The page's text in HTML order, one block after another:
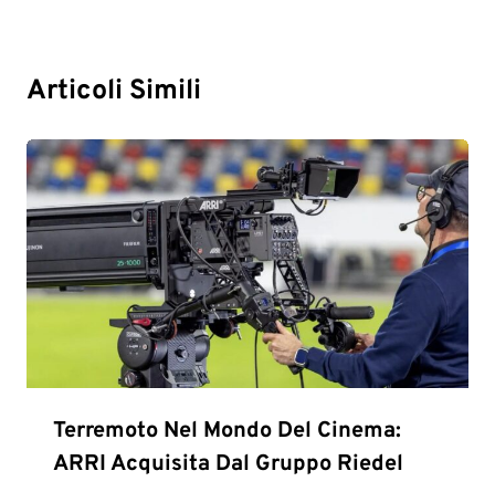
Articoli Simili
Terremoto Nel Mondo Del Cinema:
ARRI Acquisita Dal Gruppo Riedel